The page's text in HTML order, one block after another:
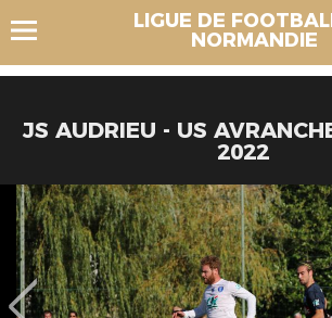
LIGUE DE
NORMANDIE
JS AUDRIEU - US
2022